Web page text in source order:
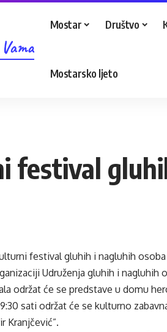
Mostar Društvo
Mostarsko ljeto
festival
festival gluhih i nagluhih
Udruženja gluhih i nagluhih
održat će se predstave u domu
sati održat će se kulturno
Kranjčević”.